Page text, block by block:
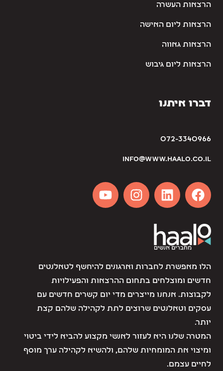
הרצאות העשרה
הרצאות ליום האישה
הרצאות גאווה
הרצאות ליום גיבוש
דברו איתנו
072-3340966
info@www.haalo.co.il
הלו מאפשרת לחברות וארגונים להיחשף לטאלנטים
חדשים ומוצלחים בתחום ההרצאות והפעילויות
לקבוצות. אנחנו מייצרים מדי יום קשרים חדשים עם
עסקים וטאלנטים שרוצים לתת לקהילה שלהם קצת
יותר.
המטרה שלנו היא לעזור לאנשי מקצוע להביא לידי ביטוי
ומיצוי את המומחיות שלהם, ולהשיא לקהילה ערך מוסף
לחיים עצמם.